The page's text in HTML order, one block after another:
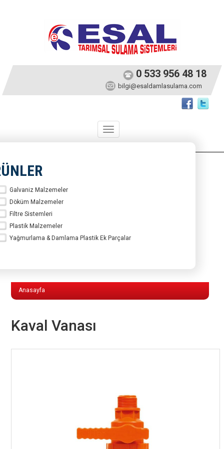
0 533 956 48 18
bilgi@esaldamlasulama.com
Toggle
navigation
Galvaniz Malzemeler
Döküm Malzemeler
Filtre Sistemleri
Plastik Malzemeler
Yağmurlama & Damlama Plastik Ek Parçalar
Anasayfa
Kaval Vanası